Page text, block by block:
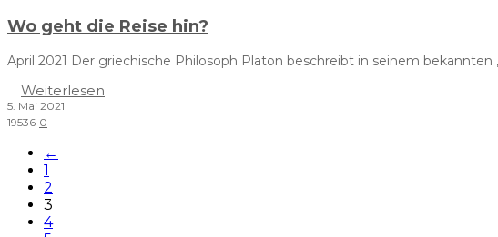
Wo geht die Reise hin?
April 2021 Der griechische Philosoph Platon beschreibt in seinem bekannten
Weiterlesen
5. Mai 2021
19536 0
←
1
2
3
4